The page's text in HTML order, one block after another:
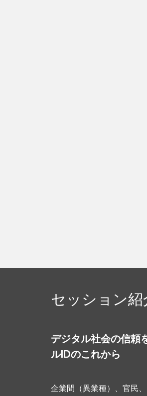
セッション紹
デジタル社会の信頼
ルIDのこれから
企業間（異業種）、官民